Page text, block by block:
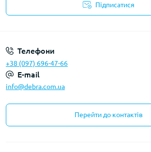
Підписатися
Телефони
+38 (097) 696-47-66
E-mail
info@debra.com.ua
Перейти до контактів